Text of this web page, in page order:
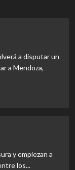
a disputar un
a Mendoza,
y empiezan a
los...